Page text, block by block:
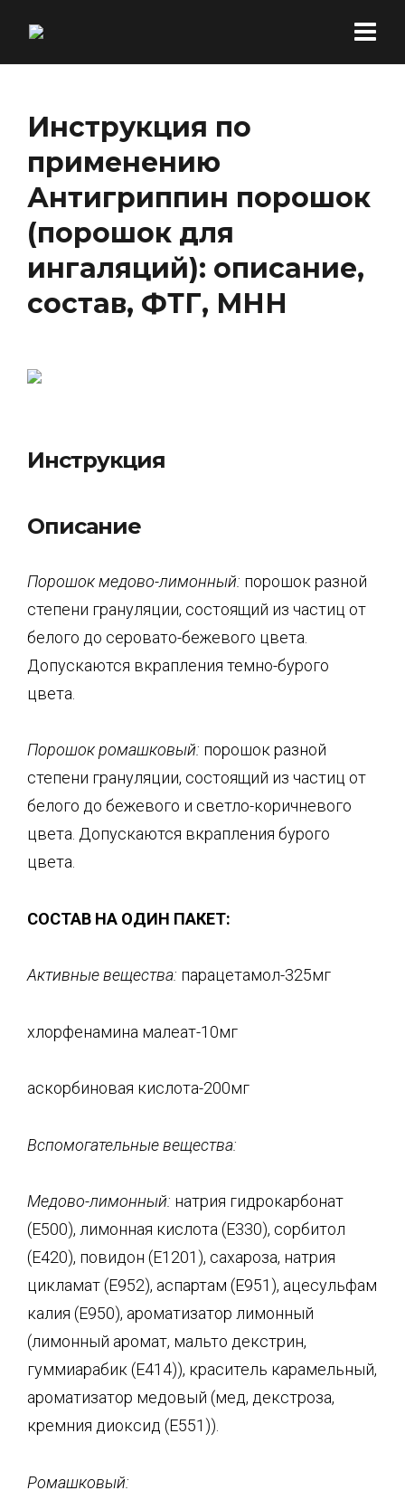
Инструкция по
применению
Антигриппин порошок
(порошок для
ингаляций): описание,
состав, ФТГ, МНН
Инструкция
Описание
Порошок медово-лимонный: порошок разной
степени грануляции, состоящий из частиц от
белого до серовато-бежевого цвета.
Допускаются вкрапления темно-бурого
цвета.
Порошок ромашковый: порошок разной
степени грануляции, состоящий из частиц от
белого до бежевого и светло-коричневого
цвета. Допускаются вкрапления бурого
цвета.
СОСТАВ НА ОДИН ПАКЕТ:
Активные вещества: парацетамол-325мг
хлорфенамина малеат-10мг
аскорбиновая кислота-200мг
Вспомогательные вещества:
Медово-лимонный: натрия гидрокарбонат
(Е500), лимонная кислота (Е330), сорбитол
(Е420), повидон (Е1201), сахароза, натрия
цикламат (Е952), аспартам (Е951), ацесульфам
калия (Е950), ароматизатор лимонный
(лимонный аромат, мальто декстрин,
гуммиарабик (Е414)), краситель карамельный,
ароматизатор медовый (мед, декстроза,
кремния диоксид (Е551)).
Ромашковый: